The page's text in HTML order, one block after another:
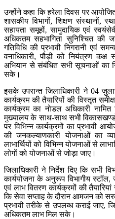
उन्होंने कहा कि हरेला दिवस पर
शासकीय विभागों, शिक्षण संस्थानों,
सहायता समूहों, सामुदायिक एवं
अधिकतम सहभागिता सुनिश्चित की
गतिविधि की प्रभावी निगरानी एवं
वनाधिकारी, पौड़ी को नियंत्रण
अभियान से संबंधित सभी सूचनाओं का
सके।
इसके उपरान्त जिलाधिकारी ने 04
कार्यक्रम की तैयारियों की विस्तृत
कार्यक्रम का नोडल अधिकारी नामित
मुख्यालय के साथ-साथ सभी
पर विभिन्न कार्यक्रमों का प्रभावी
की जनकल्याणकारी योजनाओं का
लाभार्थियों को विभिन्न योजनाओं से
लोगों को योजनाओं से जोड़ा जाए।
जिलाधिकारी ने निर्देश दिए कि सभी
कार्ययोजना के अनुरूप विभागीय स्टॉल,
एवं लाभ वितरण कार्यक्रमों की
कि सेवा सप्ताह के दौरान आमजन को
प्रभावी तरीके से उपलब्ध कराई जाए,
अधिकतम लाभ मिल सके।